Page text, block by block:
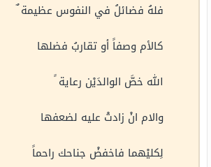
فلهُ فضائلُ في النفوس عظيمة ٌ
كالأم وصفاً أو تقاربُ فضلها
الله خصَّ الوالدَيْن رعاية ً
والام انْ زادتْ عليه لضعفها
لِكليْهما فاخفضْ جناحك راحماً